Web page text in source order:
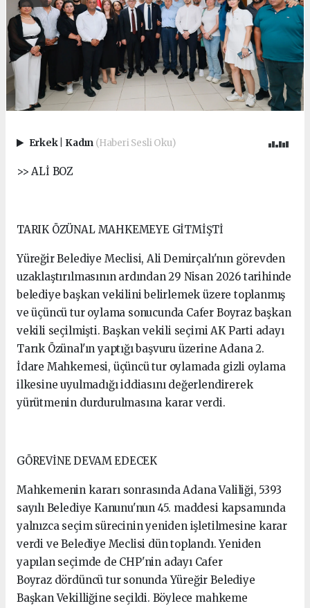
Erkek Kadın (Haberi Sesli Oku)
>> ALİ BOZ
TARIK ÖZÜNAL MAHKEMEYE GİTMİŞTİ
Yüreğir Belediye Meclisi, Ali Demirçalı'nın görevden
uzaklaştırılmasının ardından 29 Nisan 2026 tarihinde
belediye başkan vekilini belirlemek üzere toplanmış
ve üçüncü tur oylama sonucunda Cafer Boyraz başkan
vekili seçilmişti. Başkan vekili seçimi AK Parti adayı
Tarık Özünal'ın yaptığı başvuru üzerine Adana 2.
İdare Mahkemesi, üçüncü tur oylamada gizli oylama
ilkesine uyulmadığı iddiasını değerlendirerek
yürütmenin durdurulmasına karar verdi.
GÖREVİNE DEVAM EDECEK
Mahkemenin kararı sonrasında Adana Valiliği, 5393
sayılı Belediye Kanunu'nun 45. maddesi kapsamında
yalnızca seçim sürecinin yeniden işletilmesine karar
verdi ve Belediye Meclisi dün toplandı. Yeniden
yapılan seçimde de CHP'nin adayı Cafer
Boyraz dördüncü tur sonunda Yüreğir Belediye
Başkan Vekilliğine seçildi. Böylece mahkeme